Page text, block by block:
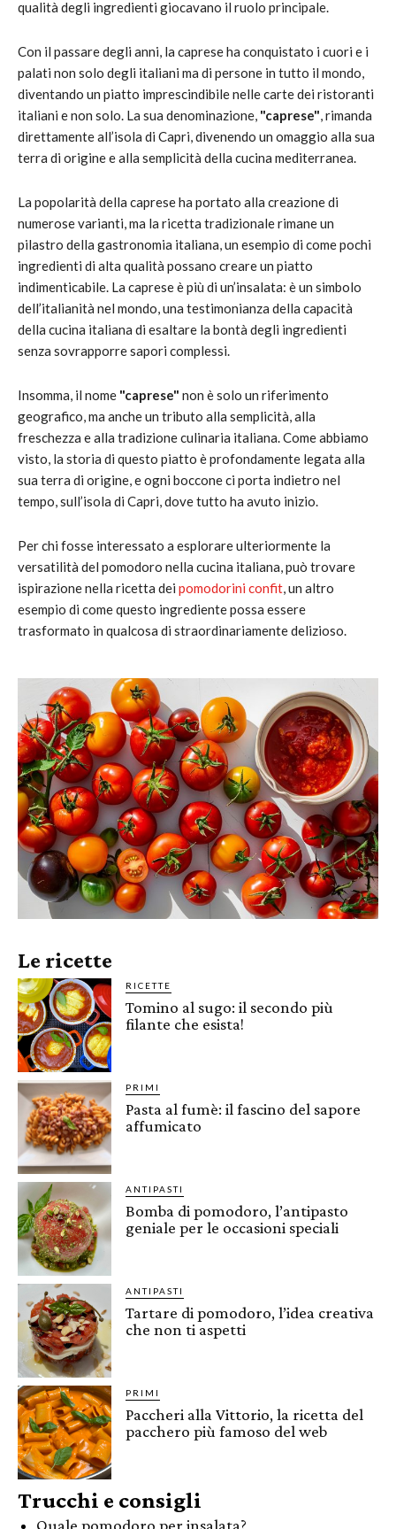
qualità degli ingredienti giocavano il ruolo principale.
Con il passare degli anni, la caprese ha conquistato i cuori e i
palati non solo degli italiani ma di persone in tutto il mondo,
diventando un piatto imprescindibile nelle carte dei ristoranti
italiani e non solo. La sua denominazione, "caprese", rimanda
direttamente all’isola di Capri, divenendo un omaggio alla sua
terra di origine e alla semplicità della cucina mediterranea.
La popolarità della caprese ha portato alla creazione di
numerose varianti, ma la ricetta tradizionale rimane un
pilastro della gastronomia italiana, un esempio di come pochi
ingredienti di alta qualità possano creare un piatto
indimenticabile. La caprese è più di un’insalata: è un simbolo
dell’italianità nel mondo, una testimonianza della capacità
della cucina italiana di esaltare la bontà degli ingredienti
senza sovrapporre sapori complessi.
Insomma, il nome "caprese" non è solo un riferimento
geografico, ma anche un tributo alla semplicità, alla
freschezza e alla tradizione culinaria italiana. Come abbiamo
visto, la storia di questo piatto è profondamente legata alla
sua terra di origine, e ogni boccone ci porta indietro nel
tempo, sull’isola di Capri, dove tutto ha avuto inizio.
Per chi fosse interessato a esplorare ulteriormente la
versatilità del pomodoro nella cucina italiana, può trovare
ispirazione nella ricetta dei pomodorini confit, un altro
esempio di come questo ingrediente possa essere
trasformato in qualcosa di straordinariamente delizioso.
Le ricette
RICETTE
Tomino al sugo: il secondo più
filante che esista!
PRIMI
Pasta al fumè: il fascino del sapore
affumicato
ANTIPASTI
Bomba di pomodoro, l’antipasto
geniale per le occasioni speciali
ANTIPASTI
Tartare di pomodoro, l’idea creativa
che non ti aspetti
PRIMI
Paccheri alla Vittorio, la ricetta del
pacchero più famoso del web
Trucchi e consigli
Quale pomodoro per insalata?